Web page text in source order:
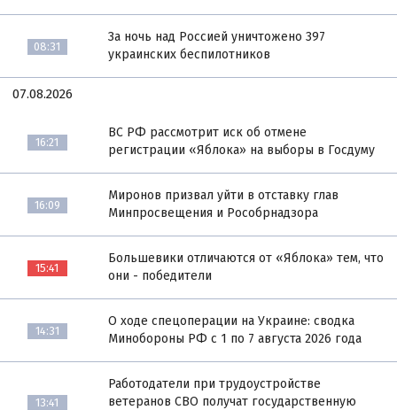
08:31
За ночь над Россией уничтожено 397
украинских беспилотников
07.08.2026
16:21
ВС РФ рассмотрит иск об отмене
регистрации «Яблока» на выборы в Госдуму
16:09
Миронов призвал уйти в отставку глав
Минпросвещения и Рособрнадзора
15:41
Большевики отличаются от «Яблока» тем, что
они - победители
14:31
О ходе спецоперации на Украине: сводка
Минобороны РФ с 1 по 7 августа 2026 года
13:41
Работодатели при трудоустройстве
ветеранов СВО получат государственную